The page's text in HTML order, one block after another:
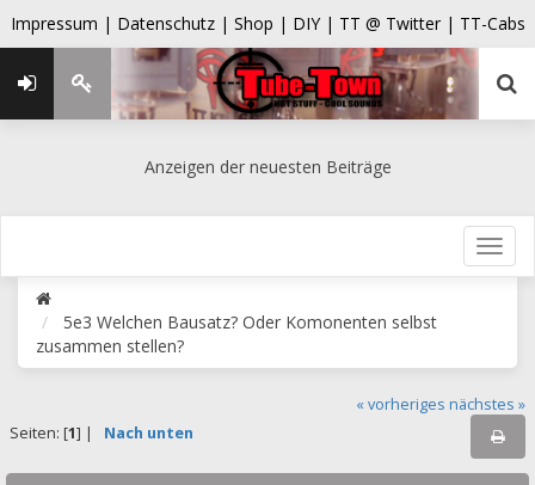
Impressum | Datenschutz | Shop | DIY | TT @ Twitter | TT-Cabs
Anzeigen der neuesten Beiträge
5e3 Welchen Bausatz? Oder Komonenten selbst
zusammen stellen?
« vorheriges nächstes »
Seiten: [1] | Nach unten